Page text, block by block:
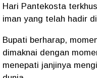
Hari Pantekosta
iman yang telah hadir
Bupati berharap,
dimaknai dengan
menepati janjinya